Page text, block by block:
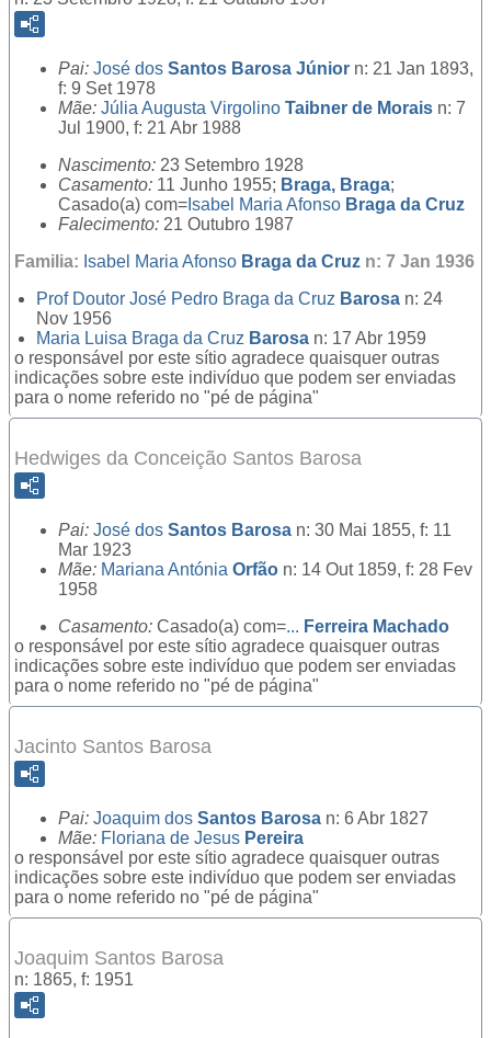
Pai: José dos Santos Barosa Júnior n: 21 Jan 1893,
f: 9 Set 1978
Mãe: Júlia Augusta Virgolino Taibner de Morais n: 7
Jul 1900, f: 21 Abr 1988
Nascimento: 23 Setembro 1928
Casamento: 11 Junho 1955; Braga, Braga;
Casado(a) com= Isabel Maria Afonso Braga da Cruz
Falecimento: 21 Outubro 1987
Familia: Isabel Maria Afonso Braga da Cruz n: 7 Jan 1936
Prof Doutor José Pedro Braga da Cruz Barosa n: 24
Nov 1956
Maria Luisa Braga da Cruz Barosa n: 17 Abr 1959
o responsável por este sítio agradece quaisquer outras
indicações sobre este indivíduo que podem ser enviadas
para o nome referido no "pé de página"
Hedwiges da Conceição Santos Barosa
Pai: José dos Santos Barosa n: 30 Mai 1855, f: 11
Mar 1923
Mãe: Mariana Antónia Orfão n: 14 Out 1859, f: 28 Fev
1958
Casamento: Casado(a) com=... Ferreira Machado
o responsável por este sítio agradece quaisquer outras
indicações sobre este indivíduo que podem ser enviadas
para o nome referido no "pé de página"
Jacinto Santos Barosa
Pai: Joaquim dos Santos Barosa n: 6 Abr 1827
Mãe: Floriana de Jesus Pereira
o responsável por este sítio agradece quaisquer outras
indicações sobre este indivíduo que podem ser enviadas
para o nome referido no "pé de página"
Joaquim Santos Barosa
n: 1865, f: 1951